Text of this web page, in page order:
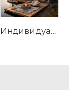
Индивидуализируемый сборно-разборный уличный шатёр | Высокопроизводительная водонепроницаемая экологичная конструкция для курортов